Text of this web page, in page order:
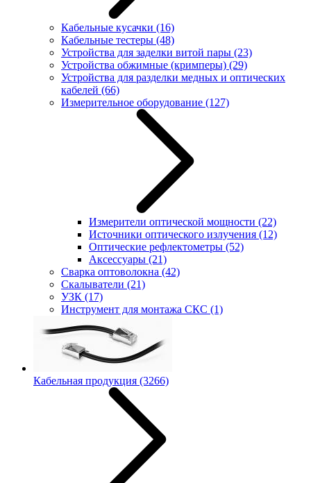
Кабельные кусачки (16)
Кабельные тестеры (48)
Устройства для заделки витой пары (23)
Устройства обжимные (кримперы) (29)
Устройства для разделки медных и оптических
кабелей (66)
Измерительное оборудование (127)
Измерители оптической мощности (22)
Источники оптического излучения (12)
Оптические рефлектометры (52)
Аксессуары (21)
Сварка оптоволокна (42)
Скалыватели (21)
УЗК (17)
Инструмент для монтажа СКС (1)
Кабельная продукция (3266)